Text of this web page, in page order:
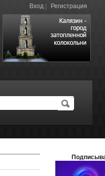
Вход Регистрация